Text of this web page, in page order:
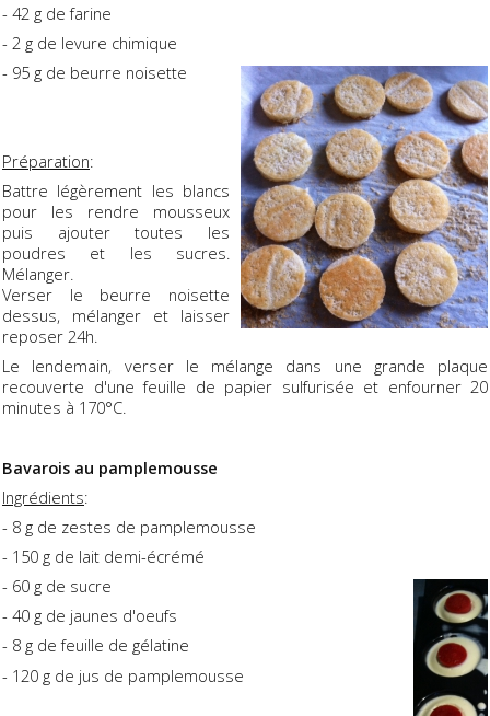
- 42 g de farine
- 2 g de levure chimique
- 95 g de beurre noisette
Préparation:
Battre légèrement les blancs
pour les rendre mousseux
puis ajouter toutes les
poudres et les sucres.
Mélanger.
Verser le beurre noisette
dessus, mélanger et laisser
reposer 24h.
Le lendemain, verser le mélange dans une grande plaque
recouverte d'une feuille de papier sulfurisée et enfourner 20
minutes à 170°C.
Bavarois au pamplemousse
Ingrédients:
- 8 g de zestes de pamplemousse
- 150 g de lait demi-écrémé
- 60 g de sucre
- 40 g de jaunes d'oeufs
- 8 g de feuille de gélatine
- 120 g de jus de pamplemousse